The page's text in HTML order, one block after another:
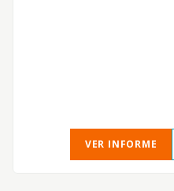
VER INFORME